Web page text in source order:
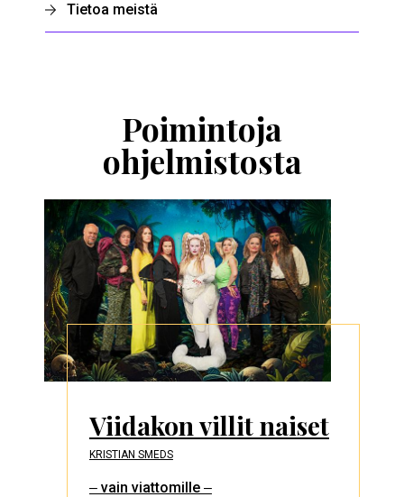
Tietoa meistä
Poimintoja
ohjelmistosta
Viidakon villit naiset
KRISTIAN SMEDS
‒ vain viattomille ‒